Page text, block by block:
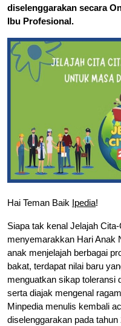
diselenggarakan secara
Ibu Profesional.
Hai Teman Baik Ipedia!
Siapa tak kenal Jelajah
menyemarakkan Hari Anak
anak menjelajah berbagai
bakat, terdapat nilai baru
menguatkan sikap toleransi
serta diajak mengenal
Minpedia menulis kembali
diselenggarakan pada tahun